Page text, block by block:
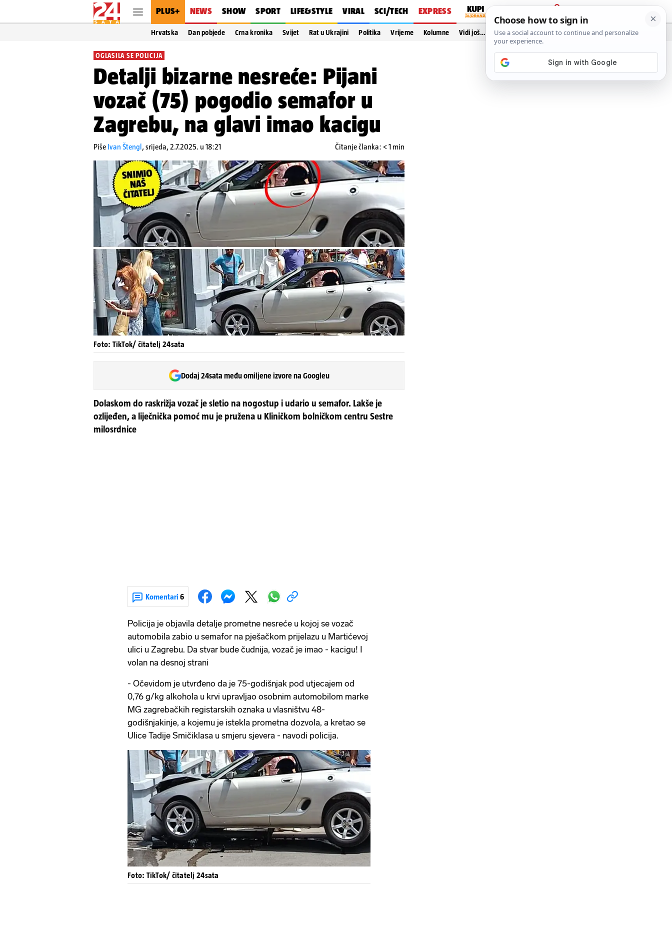
PLUS+ NEWS SHOW SPORT LIFE&STYLE VIRAL SCI/TECH EXPRESS
PRIJAVA
Hrvatska Dan pobjede Crna kronika Svijet Rat u Ukrajini Politika Vrijeme Kolumne Vidi još…
OGLASILA SE POLICIJA
Detalji bizarne nesreće: Pijani
vozač (75) pogodio semafor u
Zagrebu, na glavi imao kacigu
Piše Ivan Štengl,srijeda, 2.7.2025. u 18:21 Čitanje članka: < 1 min
Foto: TikTok/ čitatelj 24sata
Dodaj 24sata među omiljene izvore na Googleu
Dolaskom do raskrižja vozač je sletio na nogostup i udario u semafor. Lakše je
ozlijeđen, a liječnička pomoć mu je pružena u Kliničkom bolničkom centru Sestre
milosrdnice
Komentari 6
Policija je objavila detalje prometne nesreće u kojoj se vozač
automobila zabio u semafor na pješačkom prijelazu u Martićevoj
ulici u Zagrebu. Da stvar bude čudnija, vozač je imao - kacigu! I
volan na desnoj strani
- Očevidom je utvrđeno da je 75-godišnjak pod utjecajem od
0,76 g/kg alkohola u krvi upravljao osobnim automobilom marke
MG zagrebačkih registarskih oznaka u vlasništvu 48-
godišnjakinje, a kojemu je istekla prometna dozvola, a kretao se
Ulice Tadije Smičiklasa u smjeru sjevera - navodi policija.
Foto: TikTok/ čitatelj 24sata